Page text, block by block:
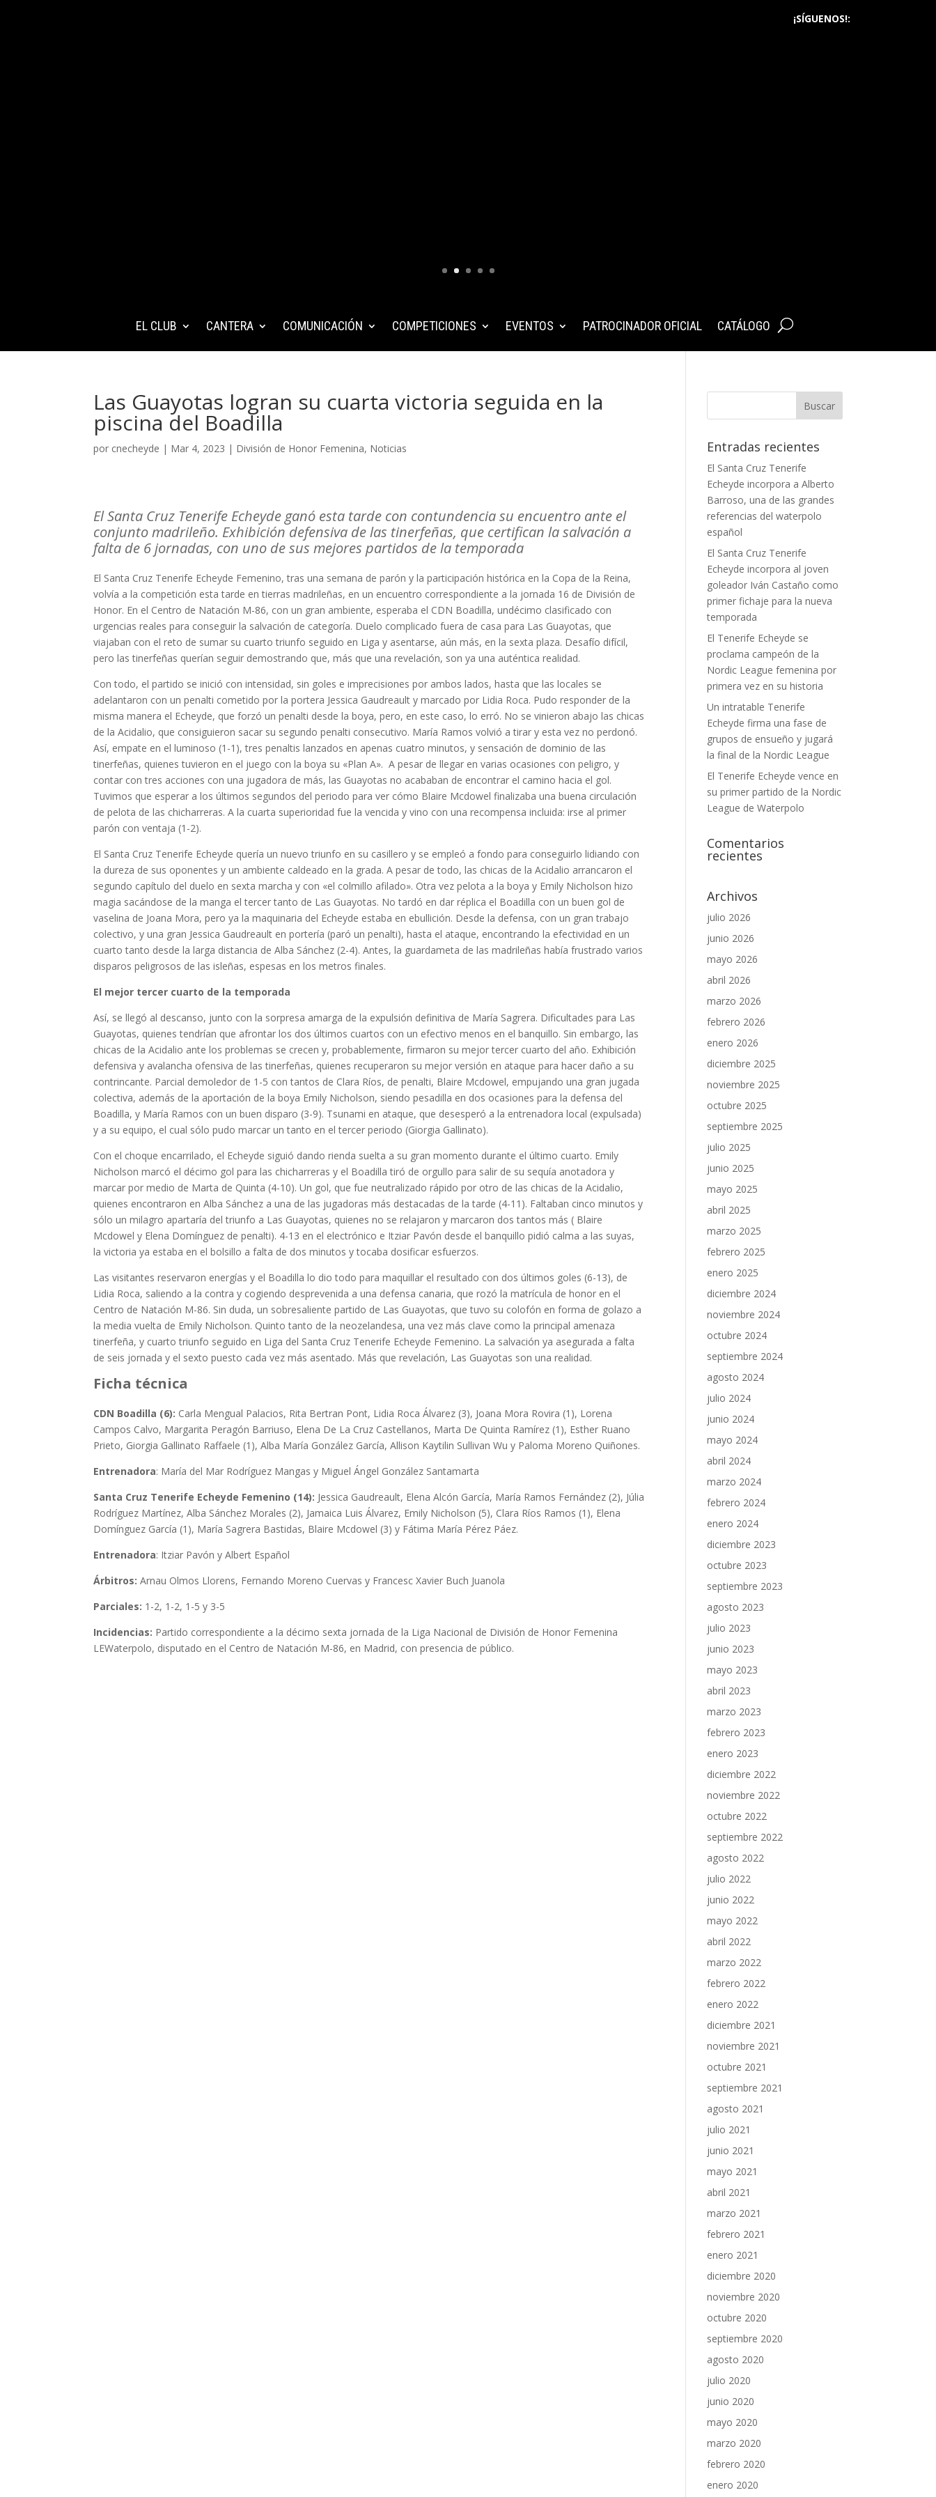
¡SÍGUENOS!:
EL CLUB CANTERA COMUNICACIÓN COMPETICIONES EVENTOS PATROCINADOR OFICIAL CATÁLOGO
Las Guayotas logran su cuarta victoria seguida en la
piscina del Boadilla
por cnecheyde | Mar 4, 2023 | División de Honor Femenina, Noticias
El Santa Cruz Tenerife Echeyde ganó esta tarde con contundencia su encuentro ante el
conjunto madrileño. Exhibición defensiva de las tinerfeñas, que certifican la salvación a
falta de 6 jornadas, con uno de sus mejores partidos de la temporada
El Santa Cruz Tenerife Echeyde Femenino, tras una semana de parón y la participación histórica en la Copa de la Reina,
volvía a la competición esta tarde en tierras madrileñas, en un encuentro correspondiente a la jornada 16 de División de
Honor. En el Centro de Natación M-86, con un gran ambiente, esperaba el CDN Boadilla, undécimo clasificado con
urgencias reales para conseguir la salvación de categoría. Duelo complicado fuera de casa para Las Guayotas, que
viajaban con el reto de sumar su cuarto triunfo seguido en Liga y asentarse, aún más, en la sexta plaza. Desafío difícil,
pero las tinerfeñas querían seguir demostrando que, más que una revelación, son ya una auténtica realidad.
Con todo, el partido se inició con intensidad, sin goles e imprecisiones por ambos lados, hasta que las locales se
adelantaron con un penalti cometido por la portera Jessica Gaudreault y marcado por Lidia Roca. Pudo responder de la
misma manera el Echeyde, que forzó un penalti desde la boya, pero, en este caso, lo erró. No se vinieron abajo las chicas
de la Acidalio, que consiguieron sacar su segundo penalti consecutivo. María Ramos volvió a tirar y esta vez no perdonó.
Así, empate en el luminoso (1-1), tres penaltis lanzados en apenas cuatro minutos, y sensación de dominio de las
tinerfeñas, quienes tuvieron en el juego con la boya su «Plan A». A pesar de llegar en varias ocasiones con peligro, y
contar con tres acciones con una jugadora de más, las Guayotas no acababan de encontrar el camino hacia el gol.
Tuvimos que esperar a los últimos segundos del periodo para ver cómo Blaire Mcdowel finalizaba una buena circulación
de pelota de las chicharreras. A la cuarta superioridad fue la vencida y vino con una recompensa incluida: irse al primer
parón con ventaja (1-2).
El Santa Cruz Tenerife Echeyde quería un nuevo triunfo en su casillero y se empleó a fondo para conseguirlo lidiando con
la dureza de sus oponentes y un ambiente caldeado en la grada. A pesar de todo, las chicas de la Acidalio arrancaron el
segundo capítulo del duelo en sexta marcha y con «el colmillo afilado». Otra vez pelota a la boya y Emily Nicholson hizo
magia sacándose de la manga el tercer tanto de Las Guayotas. No tardó en dar réplica el Boadilla con un buen gol de
vaselina de Joana Mora, pero ya la maquinaria del Echeyde estaba en ebullición. Desde la defensa, con un gran trabajo
colectivo, y una gran Jessica Gaudreault en portería (paró un penalti), hasta el ataque, encontrando la efectividad en un
cuarto tanto desde la larga distancia de Alba Sánchez (2-4). Antes, la guardameta de las madrileñas había frustrado varios
disparos peligrosos de las isleñas, espesas en los metros finales.
El mejor tercer cuarto de la temporada
Así, se llegó al descanso, junto con la sorpresa amarga de la expulsión definitiva de María Sagrera. Dificultades para Las
Guayotas, quienes tendrían que afrontar los dos últimos cuartos con un efectivo menos en el banquillo. Sin embargo, las
chicas de la Acidalio ante los problemas se crecen y, probablemente, firmaron su mejor tercer cuarto del año. Exhibición
defensiva y avalancha ofensiva de las tinerfeñas, quienes recuperaron su mejor versión en ataque para hacer daño a su
contrincante. Parcial demoledor de 1-5 con tantos de Clara Ríos, de penalti, Blaire Mcdowel, empujando una gran jugada
colectiva, además de la aportación de la boya Emily Nicholson, siendo pesadilla en dos ocasiones para la defensa del
Boadilla, y María Ramos con un buen disparo (3-9). Tsunami en ataque, que desesperó a la entrenadora local (expulsada)
y a su equipo, el cual sólo pudo marcar un tanto en el tercer periodo (Giorgia Gallinato).
Con el choque encarrilado, el Echeyde siguió dando rienda suelta a su gran momento durante el último cuarto. Emily
Nicholson marcó el décimo gol para las chicharreras y el Boadilla tiró de orgullo para salir de su sequía anotadora y
marcar por medio de Marta de Quinta (4-10). Un gol, que fue neutralizado rápido por otro de las chicas de la Acidalio,
quienes encontraron en Alba Sánchez a una de las jugadoras más destacadas de la tarde (4-11). Faltaban cinco minutos y
sólo un milagro apartaría del triunfo a Las Guayotas, quienes no se relajaron y marcaron dos tantos más ( Blaire
Mcdowel y Elena Domínguez de penalti). 4-13 en el electrónico e Itziar Pavón desde el banquillo pidió calma a las suyas,
la victoria ya estaba en el bolsillo a falta de dos minutos y tocaba dosificar esfuerzos.
Las visitantes reservaron energías y el Boadilla lo dio todo para maquillar el resultado con dos últimos goles (6-13), de
Lidia Roca, saliendo a la contra y cogiendo desprevenida a una defensa canaria, que rozó la matrícula de honor en el
Centro de Natación M-86. Sin duda, un sobresaliente partido de Las Guayotas, que tuvo su colofón en forma de golazo a
la media vuelta de Emily Nicholson. Quinto tanto de la neozelandesa, una vez más clave como la principal amenaza
tinerfeña, y cuarto triunfo seguido en Liga del Santa Cruz Tenerife Echeyde Femenino. La salvación ya asegurada a falta
de seis jornada y el sexto puesto cada vez más asentado. Más que revelación, Las Guayotas son una realidad.
Ficha técnica
CDN Boadilla (6): Carla Mengual Palacios, Rita Bertran Pont, Lidia Roca Álvarez (3), Joana Mora Rovira (1), Lorena
Campos Calvo, Margarita Peragón Barriuso, Elena De La Cruz Castellanos, Marta De Quinta Ramírez (1), Esther Ruano
Prieto, Giorgia Gallinato Raffaele (1), Alba María González García, Allison Kaytilin Sullivan Wu y Paloma Moreno Quiñones.
Entrenadora: María del Mar Rodríguez Mangas y Miguel Ángel González Santamarta
Santa Cruz Tenerife Echeyde Femenino (14): Jessica Gaudreault, Elena Alcón García, María Ramos Fernández (2), Júlia
Rodríguez Martínez, Alba Sánchez Morales (2), Jamaica Luis Álvarez, Emily Nicholson (5), Clara Ríos Ramos (1), Elena
Domínguez García (1), María Sagrera Bastidas, Blaire Mcdowel (3) y Fátima María Pérez Páez.
Entrenadora: Itziar Pavón y Albert Español
Árbitros:Arnau Olmos Llorens, Fernando Moreno Cuervas y Francesc Xavier Buch Juanola
Parciales: 1-2, 1-2, 1-5 y 3-5
Incidencias: Partido correspondiente a la décimo sexta jornada de la Liga Nacional de División de Honor Femenina
LEWaterpolo, disputado en el Centro de Natación M-86, en Madrid, con presencia de público.
Entradas recientes
El Santa Cruz Tenerife
Echeyde incorpora a Alberto
Barroso, una de las grandes
referencias del waterpolo
español
El Santa Cruz Tenerife
Echeyde incorpora al joven
goleador Iván Castaño como
primer fichaje para la nueva
temporada
El Tenerife Echeyde se
proclama campeón de la
Nordic League femenina por
primera vez en su historia
Un intratable Tenerife
Echeyde firma una fase de
grupos de ensueño y jugará
la final de la Nordic League
El Tenerife Echeyde vence en
su primer partido de la Nordic
League de Waterpolo
Comentarios
recientes
Archivos
julio 2026
junio 2026
mayo 2026
abril 2026
marzo 2026
febrero 2026
enero 2026
diciembre 2025
noviembre 2025
octubre 2025
septiembre 2025
julio 2025
junio 2025
mayo 2025
abril 2025
marzo 2025
febrero 2025
enero 2025
diciembre 2024
noviembre 2024
octubre 2024
septiembre 2024
agosto 2024
julio 2024
junio 2024
mayo 2024
abril 2024
marzo 2024
febrero 2024
enero 2024
diciembre 2023
octubre 2023
septiembre 2023
agosto 2023
julio 2023
junio 2023
mayo 2023
abril 2023
marzo 2023
febrero 2023
enero 2023
diciembre 2022
noviembre 2022
octubre 2022
septiembre 2022
agosto 2022
julio 2022
junio 2022
mayo 2022
abril 2022
marzo 2022
febrero 2022
enero 2022
diciembre 2021
noviembre 2021
octubre 2021
septiembre 2021
agosto 2021
julio 2021
junio 2021
mayo 2021
abril 2021
marzo 2021
febrero 2021
enero 2021
diciembre 2020
noviembre 2020
octubre 2020
septiembre 2020
agosto 2020
julio 2020
junio 2020
mayo 2020
marzo 2020
febrero 2020
enero 2020